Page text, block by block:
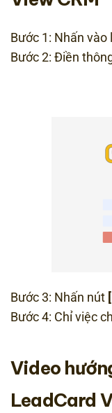
Bước 1: Nhấn vào
Bước 2: Điền
Bước 3: Nhấn nút
Bước 4: Chỉ việc
Video
LeadCard